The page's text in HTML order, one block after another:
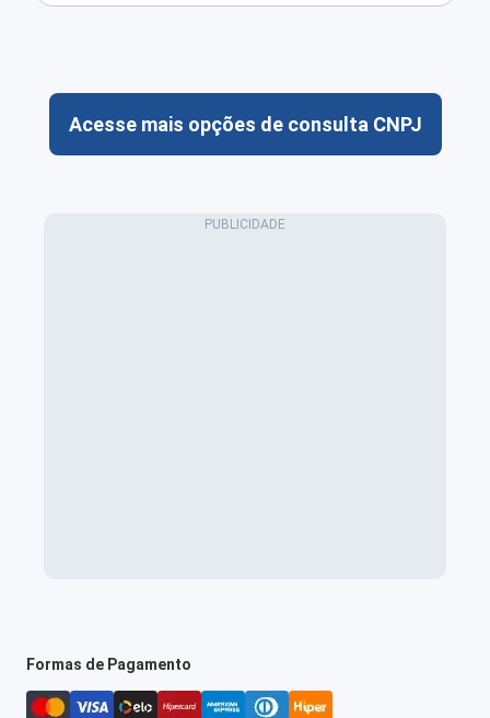
Acesse mais opções de consulta CNPJ
Formas de Pagamento